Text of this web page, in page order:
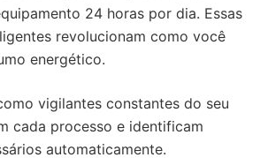
24 horas por dia. Essas
revolucionam como você
energético.
vigilantes constantes do seu
cada processo e identificam
automaticamente.